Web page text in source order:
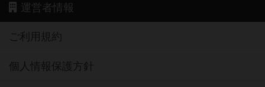
運営者情報
ご利用規約
個人情報保護方針